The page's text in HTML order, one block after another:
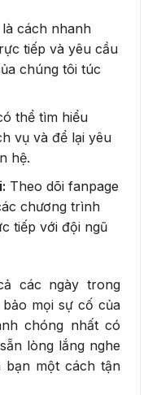
cách nhanh
tiếp và yêu cầu
chúng tôi túc
thể tìm hiểu
vụ và để lại yêu
hệ.
Theo dõi fanpage
chương trình
tiếp với đội ngũ
các ngày trong
mọi sự cố của
chóng nhất có
lòng lắng nghe
bạn một cách tận